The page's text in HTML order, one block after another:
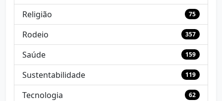
Religião 75
Rodeio 357
Saúde 159
Sustentabilidade 119
Tecnologia 62